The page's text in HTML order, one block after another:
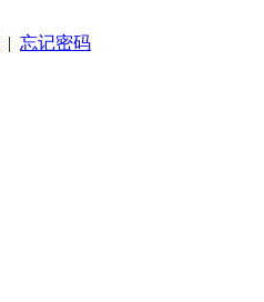
| 忘记密码